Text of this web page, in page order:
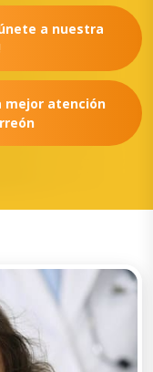
a nuestra
mejor atención